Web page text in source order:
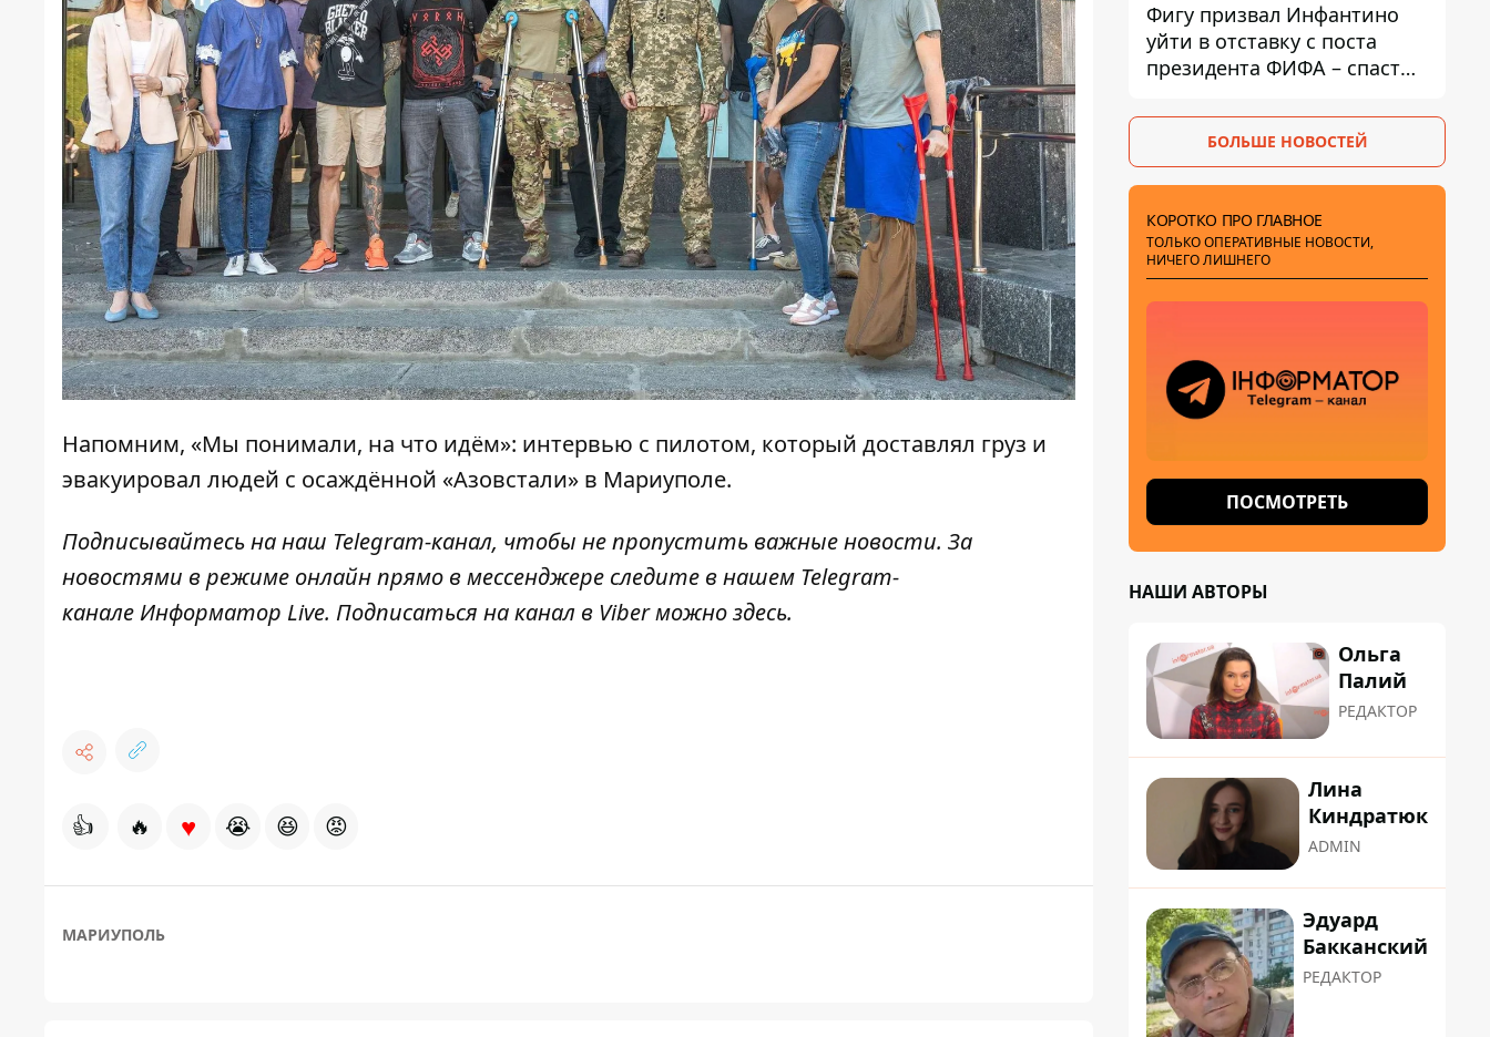
Напомним, «Мы понимали, на что идём»: интервью с пилотом, который доставлял груз и
эвакуировал людей с осаждённой «Азовстали» в Мариуполе.
Подписывайтесь на наш Telegram-канал, чтобы не пропустить важные новости. За
новостями в режиме онлайн прямо в мессенджере следите в нашем Telegram-
канале Информатор Live. Подписаться на канал в Viber можноздесь.
👍 🔥 ♥ 😭 😆 😡
МАРИУПОЛЬ
Фигу призвал Инфантино
уйти в отставку с поста
президента ФИФА – спасти
БОЛЬШЕ НОВОСТЕЙ
КОРОТКО ПРО ГЛАВНОЕ
ТОЛЬКО ОПЕРАТИВНЫЕ НОВОСТИ,
НИЧЕГО ЛИШНЕГО
ПОСМОТРЕТЬ
НАШИ АВТОРЫ
Ольга
Палий
РЕДАКТОР
Лина
Киндратюк
ADMIN
Эдуард
Бакканский
РЕДАКТОР